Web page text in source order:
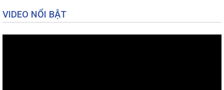
VIDEO NỔI BẬT